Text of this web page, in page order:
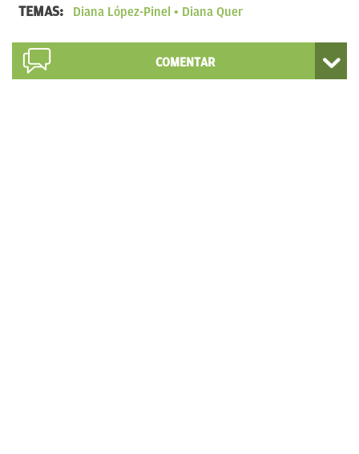
TEMAS: Diana López-Pinel Diana Quer
COMENTAR